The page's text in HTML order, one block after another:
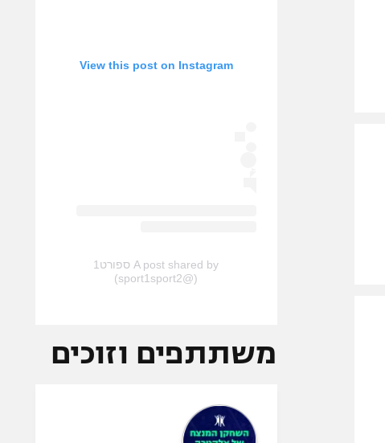
View this post on Instagram
A post shared by ספורט1
(@sport1sport2)
משתתפים וזוכים